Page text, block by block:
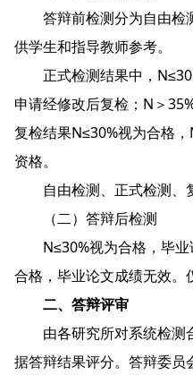
答辩前检测分为自由检
供学生和指导教师参考。
正式检测结果中，
申请经修改后复检；N＞
复检结果N≤30%视为合格
资格。
自由检测、正式检测、
（二）答辩后检测
N≤30%视为合格，毕
合格，毕业论文成绩无效。
二、答辩评审
由各研究所对系统检测
据答辩结果评分。答辩委员